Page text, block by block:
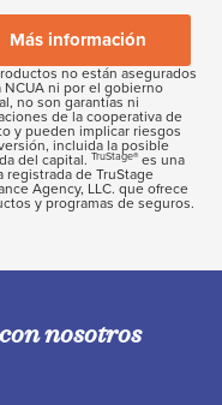
Más información
no están asegurados
NCUA ni por el gobierno
no son garantías ni
de la cooperativa de
y pueden implicar riesgos
incluida la posible
del capital. TruStage®es una
registrada de TruStage
Agency, LLC. que ofrece
y programas de seguros.
nosotros